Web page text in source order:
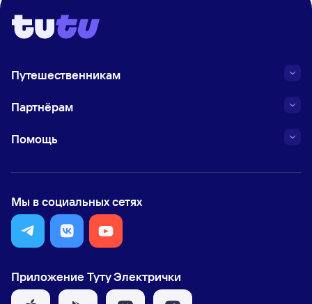
Путешественникам
Партнёрам
Помощь
Мы в социальных сетях
Приложение Туту Электрички